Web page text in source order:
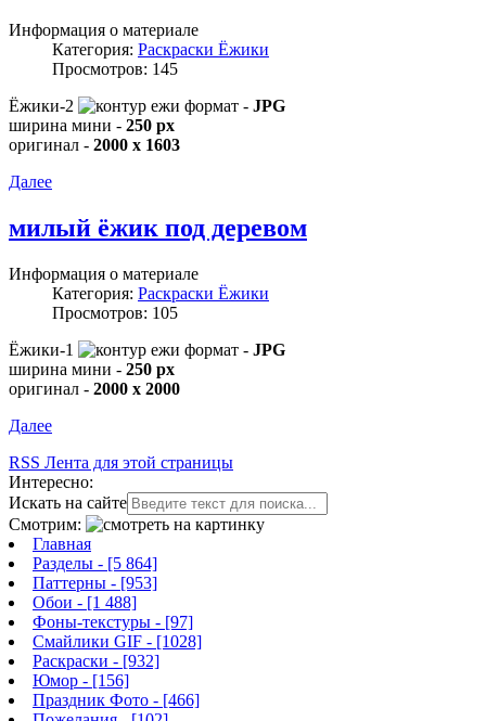
Информация о материале
Категория: Раскраски Ёжики
Просмотров: 145
Ёжики-2
формат - JPG
ширина мини - 250 px
оригинал - 2000 x 1603
Далее
милый ёжик под деревом
Информация о материале
Категория: Раскраски Ёжики
Просмотров: 105
Ёжики-1
формат - JPG
ширина мини - 250 px
оригинал - 2000 x 2000
Далее
RSS Лента для этой страницы
Интересно:
Искать на сайте
Смотрим:
Главная
Разделы - [5 864]
Паттерны - [953]
Обои - [1 488]
Фоны-текстуры - [97]
Смайлики GIF - [1028]
Раскраски - [932]
Юмор - [156]
Праздник Фото - [466]